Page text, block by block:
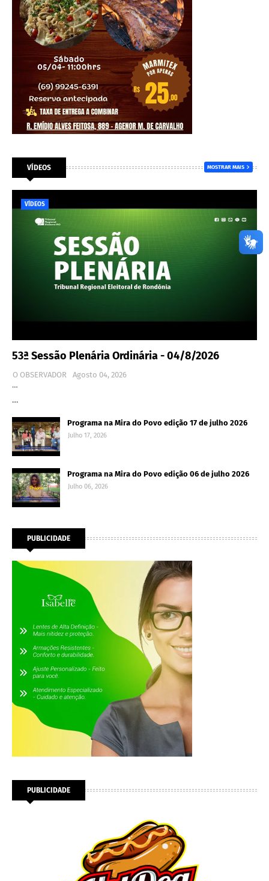
VÍDEOS MOSTRAR MAIS
VÍDEOS
53ª Sessão Plenária Ordinária - 04/8/2026
O OBSERVADOR
Agosto 04, 2026
…
…
Programa na Mira do Povo edição 17 de julho 2026
Julho 17, 2026
Programa na Mira do Povo edição 06 de julho 2026
Julho 06, 2026
PUBLICIDADE
PUBLICIDADE